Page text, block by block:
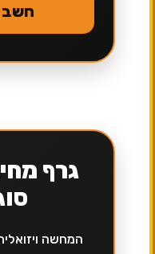
חשב
גרף
המחשה